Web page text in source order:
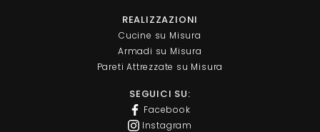
REALIZZAZIONI
Cucine su Misura
Armadi su Misura
Pareti Attrezzate su Misura
SEGUICI SU:
Facebook
Instagram